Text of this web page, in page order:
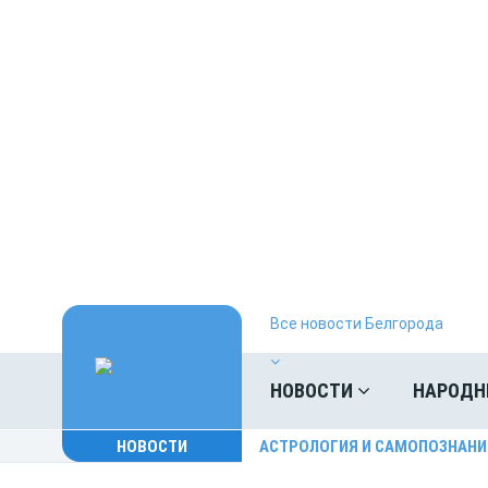
Все новости Белгорода
НОВОСТИ
НОВОСТИ АСТРОЛОГИЯ И